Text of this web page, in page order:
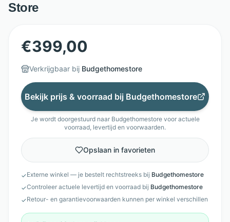
Store
€399,00
Verkrijgbaar bij Budgethomestore
Bekijk prijs & voorraad bij Budgethomestore
Je wordt doorgestuurd naar Budgethomestorevoor actuele
voorraad, levertijd en voorwaarden.
Opslaan in favorieten
✓Externe winkel — je bestelt rechtstreeks bij Budgethomestore
✓Controleer actuele levertijd en voorraad bij Budgethomestore
✓Retour- en garantievoorwaarden kunnen per winkel verschillen